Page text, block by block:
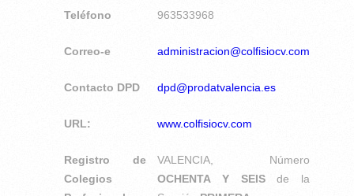
Teléfono 963533968
Correo-e administracion@colfisiocv.com
Contacto DPD dpd@prodatvalencia.es
URL: www.colfisiocv.com
Registro de
Colegios
VALENCIA, Número
OCHENTA Y SEISde la